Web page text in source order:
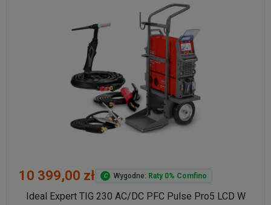
10 399,00 zł C Wygodne: Raty 0% Comfino
Ideal Expert TIG 230 AC/DC PFC Pulse Pro5 LCD W